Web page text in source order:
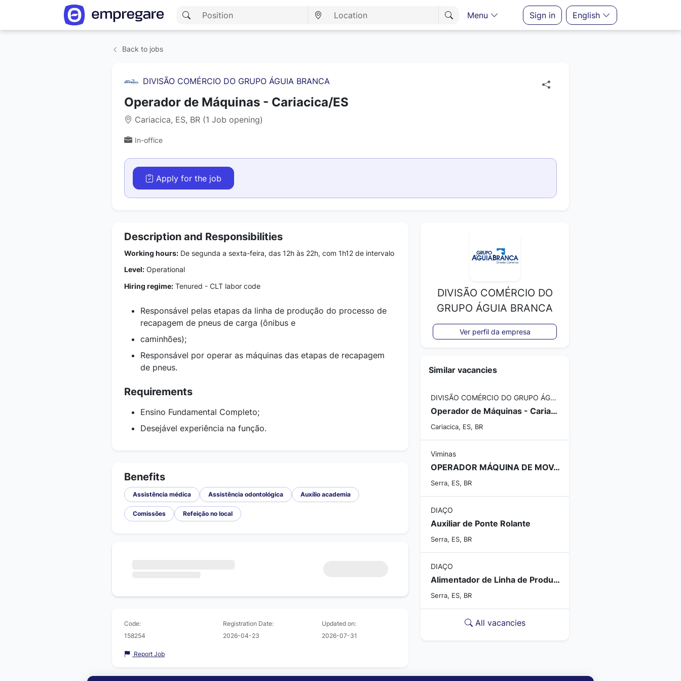
Menu Sign in English
Back to jobs
DIVISÃO COMÉRCIO DO GRUPO ÁGUIA BRANCA
Operador de Máquinas - Cariacica/ES
Cariacica, ES, BR (1 Job opening)
In-office
Apply for the job
Description and Responsibilities
Working hours: De segunda a sexta-feira, das 12h às 22h, com 1h12 de intervalo
Level: Operational
Hiring regime: Tenured - CLT labor code
Responsável pelas etapas da linha de produção do processo de
recapagem de pneus de carga (ônibus e
caminhões);
Responsável por operar as máquinas das etapas de recapagem
de pneus.
Requirements
Ensino Fundamental Completo;
Desejável experiência na função.
Benefits
Assistência médica Assistência odontológica Auxílio academia
Comissões Refeição no local
Code:
158254
Registration Date:
2026-04-23
Updated on:
2026-07-31
Report Job
DIVISÃO COMÉRCIO DO
GRUPO ÁGUIA BRANCA
Ver perfil da empresa
Similar vacancies
DIVISÃO COMÉRCIO DO GRUPO ÁGUIA BRANCA
Operador de Máquinas - Cariacica/ES
Cariacica, ES, BR
Viminas
OPERADOR MÁQUINA DE MOV. DE CARGA
Serra, ES, BR
DIAÇO
Auxiliar de Ponte Rolante
Serra, ES, BR
DIAÇO
Alimentador de Linha de Produção
Serra, ES, BR
All vacancies